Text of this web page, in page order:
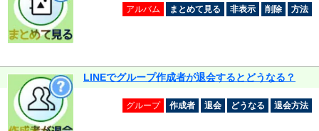
アルバム まとめて見る 非表示 削除 方法
LINEでグループ作成者が退会するとどうなる？
グループ 作成者 退会 どうなる 退会方法